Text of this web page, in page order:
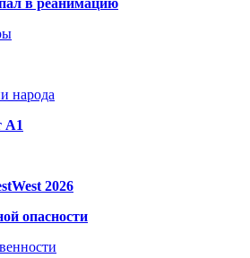
народа
A1
2026
опасности